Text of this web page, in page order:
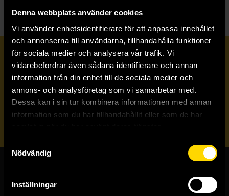
Denna webbplats använder cookies
Vi använder enhetsidentifierare för att anpassa innehållet
och annonserna till användarna, tillhandahålla funktioner
för sociala medier och analysera vår trafik. Vi
vidarebefordrar även sådana identifierare och annan
information från din enhet till de sociala medier och
annons- och analysföretag som vi samarbetar med.
Dessa kan i sin tur kombinera informationen med annan
information som du har tillhandahållit eller som de har
Nödvändig
Inställningar
Prenumerera på vårt nyhetsbrev
Veckobrevet
Skicka
Butiker & kundtjänst